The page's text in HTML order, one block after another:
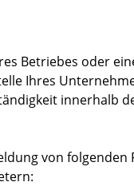
Betriebes oder
Ihres
innerhalb
von